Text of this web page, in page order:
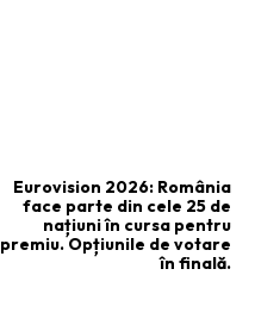
Eurovision 2026: România
face parte din cele 25 de
națiuni în cursa pentru
premiu. Opțiunile de votare
în finală.